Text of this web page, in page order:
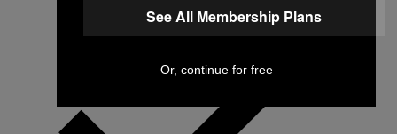
See All Membership Plans
Or, continue for free